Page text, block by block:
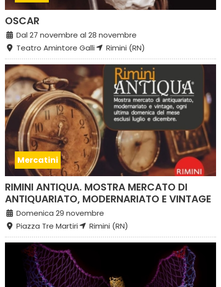
OSCAR
Dal 27 novembre al 28 novembre
Teatro Amintore Galli
Rimini (RN)
Mercatini
RIMINI ANTIQUA. MOSTRA MERCATO DI
ANTIQUARIATO, MODERNARIATO E VINTAGE
Domenica 29 novembre
Piazza Tre Martiri
Rimini (RN)